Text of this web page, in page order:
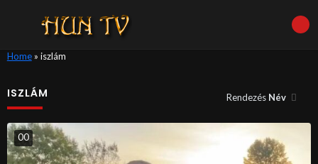
Home» iszlám
ISZLÁM Rendezés Név
00